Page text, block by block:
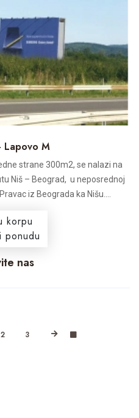
Lapovo M
strane 300m2, se nalazi na
Niš – Beograd, u neposrednoj
iz Beograda ka Nišu....
korpu
ponudu
nas
2 3